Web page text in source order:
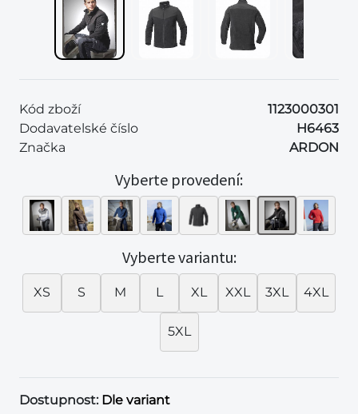
Kód zboží
1123000301
Dodavatelské číslo
H6463
Značka
ARDON
Vyberte provedení:
Vyberte variantu:
XS S M L XL XXL 3XL 4XL
5XL
Dostupnost: Dle variant